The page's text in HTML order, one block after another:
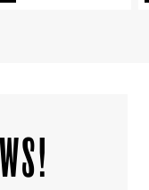
!GET THE NEWS